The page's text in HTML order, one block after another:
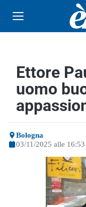
Ettore
uomo
Bologna
03/11/2025 alle 16:53